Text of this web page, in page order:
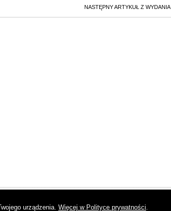
NASTĘPNY ARTYKUŁ Z WYDANIA
urządzenia. Więcej w Polityce prywatności.